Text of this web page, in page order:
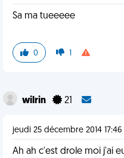
Sa ma tueeeee
0 1
wilrin 21
jeudi 25 décembre 2014 17:46
Ah ah c'est drole moi j'ai